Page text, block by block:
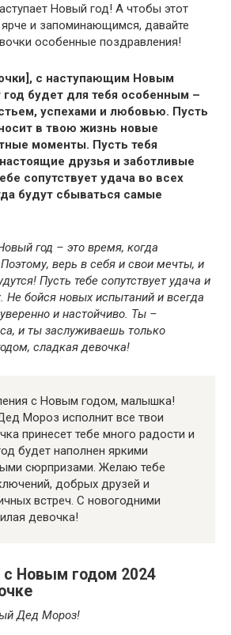
Новый год! А чтобы этот
и запоминающимся, давайте
особенные поздравления!
с наступающим Новым
год будет для тебя особенным –
успехами и любовью. Пусть
в твою жизнь новые
моменты. Пусть тебя
друзья и заботливые
сопутствует удача во всех
будут сбываться самые
год – это время, когда
верь в себя и свои мечты, и
Пусть тебе сопутствует удача и
Не бойся новых испытаний и всегда
и настойчиво. Ты –
и ты заслуживаешь только
сладкая девочка!
с Новым годом, малышка!
Мороз исполнит все твои
принесет тебе много радости и
будет наполнен яркими
сюрпризами. Желаю тебе
добрых друзей и
встреч. С новогодними
девочка!
с Новым годом 2024
Дед Мороз!